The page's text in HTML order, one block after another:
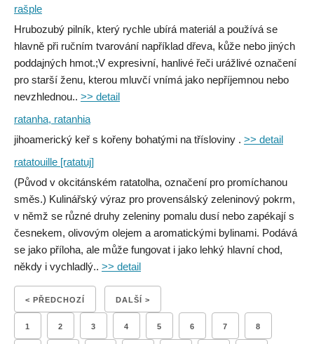
rašple
Hrubozubý pilník, který rychle ubírá materiál a používá se
hlavně při ručním tvarování například dřeva, kůže nebo jiných
poddajných hmot.;V expresivní, hanlivé řeči urážlivé označení
pro starší ženu, kterou mluvčí vnímá jako nepříjemnou nebo
nevzhlednou.. >> detail
ratanha, ratanhia
jihoamerický keř s kořeny bohatými na třísloviny . >> detail
ratatouille [ratatuj]
(Původ v okcitánském ratatolha, označení pro promíchanou
směs.) Kulinářský výraz pro provensálský zeleninový pokrm,
v němž se různé druhy zeleniny pomalu dusí nebo zapékají s
česnekem, olivovým olejem a aromatickými bylinami. Podává
se jako příloha, ale může fungovat i jako lehký hlavní chod,
někdy i vychladlý.. >> detail
< PŘEDCHOZÍ DALŠÍ >
1 2 3 4 5 6 7 8